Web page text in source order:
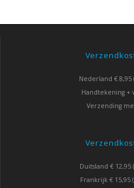
Nederland € 8,95
Handtekening +
Verzending
Duitsland € 12,95
Frankrijk € 15,95